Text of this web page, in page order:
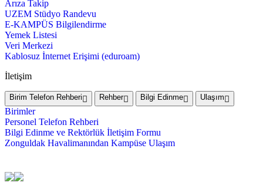
Arıza Takip
UZEM Stüdyo Randevu
E-KAMPÜS Bilgilendirme
Yemek Listesi
Veri Merkezi
Kablosuz İnternet Erişimi (eduroam)
İletişim
Birim Telefon Rehberi Rehber Bilgi Edinme Ulaşım
Birimler
Personel Telefon Rehberi
Bilgi Edinme ve Rektörlük İletişim Formu
Zonguldak Havalimanından Kampüse Ulaşım